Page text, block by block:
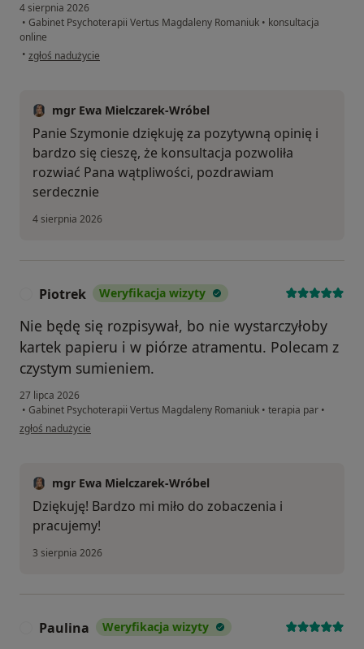
4 sierpnia 2026
• Gabinet Psychoterapii Vertus Magdaleny Romaniuk • konsultacja
online
• w opinii użytkownika Szymon
zgłoś nadużycie
mgr Ewa Mielczarek-Wróbel
Panie Szymonie dziękuję za pozytywną opinię i
bardzo się cieszę, że konsultacja pozwoliła
rozwiać Pana wątpliwości, pozdrawiam
serdecznie
4 sierpnia 2026
Piotrek Weryfikacja wizyty
Nie będę się rozpisywał, bo nie wystarczyłoby
kartek papieru i w piórze atramentu. Polecam z
czystym sumieniem.
27 lipca 2026
• Gabinet Psychoterapii Vertus Magdaleny Romaniuk • terapia par •
w opinii użytkownika Piotrek
zgłoś nadużycie
mgr Ewa Mielczarek-Wróbel
Dziękuję! Bardzo mi miło do zobaczenia i
pracujemy!
3 sierpnia 2026
Paulina Weryfikacja wizyty